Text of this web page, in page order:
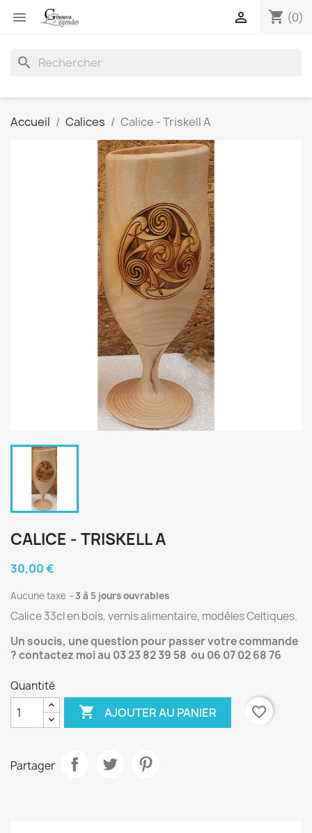
 shopping_cart (0)

search
Accueil Calices Calice - Triskell A
CALICE - TRISKELL A
30,00 €
Aucune taxe 3 à 5 jours ouvrables
Calice 33cl en bois, vernis alimentaire, modèles Celtiques.
Un soucis, une question pour passer votre commande
? contactez moi au 03 23 82 39 58 ou 06 07 02 68 76
Quantité
 AJOUTER AU PANIER favorite_border
Partager